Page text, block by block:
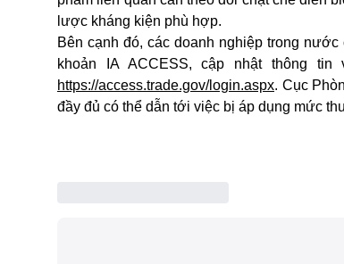
lược kháng kiện phù hợp.
Bên cạnh đó, các doanh nghiệp trong
khoản IA ACCESS, cập nhật thông
https://access.trade.gov/login.aspx. Cục
đầy đủ có thể dẫn tới việc bị áp dụng mức